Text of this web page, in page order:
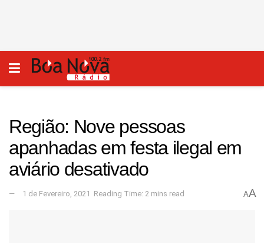
Região: Nove pessoas
apanhadas em festa ilegal em
aviário desativado
1 de Fevereiro, 2021 Reading Time: 2 mins read AA